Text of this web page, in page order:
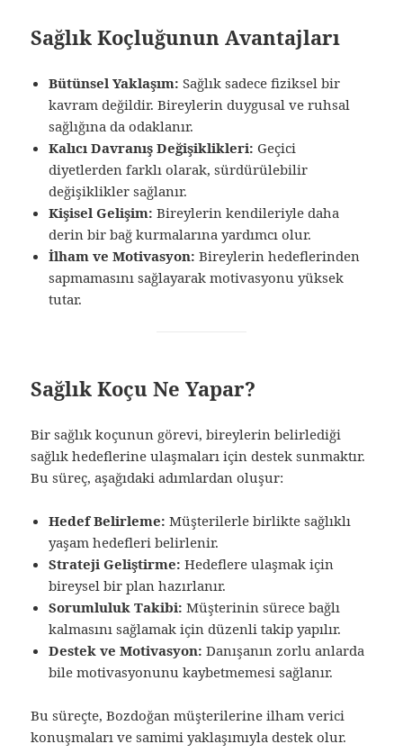
Sağlık Koçluğunun Avantajları
Bütünsel Yaklaşım: Sağlık sadece fiziksel bir
kavram değildir. Bireylerin duygusal ve ruhsal
sağlığına da odaklanır.
Kalıcı Davranış Değişiklikleri: Geçici
diyetlerden farklı olarak, sürdürülebilir
değişiklikler sağlanır.
Kişisel Gelişim: Bireylerin kendileriyle daha
derin bir bağ kurmalarına yardımcı olur.
İlham ve Motivasyon: Bireylerin hedeflerinden
sapmamasını sağlayarak motivasyonu yüksek
tutar.
Sağlık Koçu Ne Yapar?
Bir sağlık koçunun görevi, bireylerin belirlediği
sağlık hedeflerine ulaşmaları için destek sunmaktır.
Bu süreç, aşağıdaki adımlardan oluşur:
Hedef Belirleme: Müşterilerle birlikte sağlıklı
yaşam hedefleri belirlenir.
Strateji Geliştirme: Hedeflere ulaşmak için
bireysel bir plan hazırlanır.
Sorumluluk Takibi: Müşterinin sürece bağlı
kalmasını sağlamak için düzenli takip yapılır.
Destek ve Motivasyon: Danışanın zorlu anlarda
bile motivasyonunu kaybetmemesi sağlanır.
Bu süreçte, Bozdoğan müşterilerine ilham verici
konuşmaları ve samimi yaklaşımıyla destek olur.